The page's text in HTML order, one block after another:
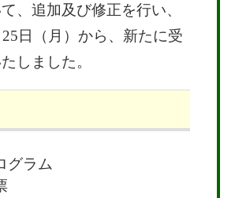
、追加及び修正を行い、
日（月）から、新たに受
しました。
グラム